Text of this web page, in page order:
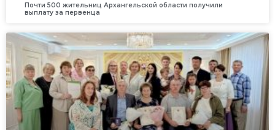
Почти 500 жительниц Архангельской области получили
выплату за первенца